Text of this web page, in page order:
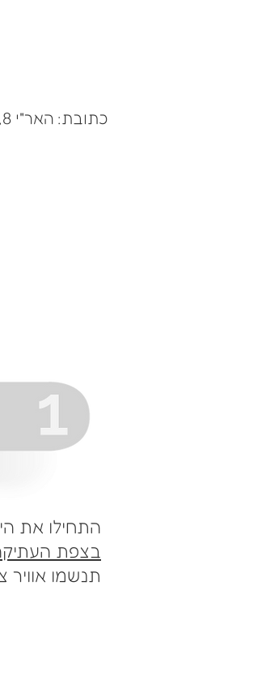
כתובת: האר"י 8, צפת
התחילו את
בצפת
תנשמו אוויר